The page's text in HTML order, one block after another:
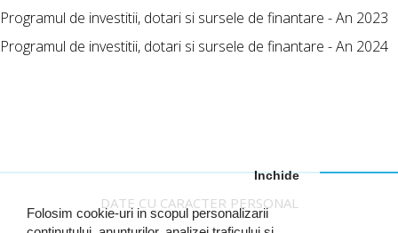
Folosim cookie-uri in scopul personalizarii
Inchide
Programul de investitii, dotari si sursele de finantare - An 2023
Programul de investitii, dotari si sursele de finantare - An 2024
DATE CU CARACTER PERSONAL